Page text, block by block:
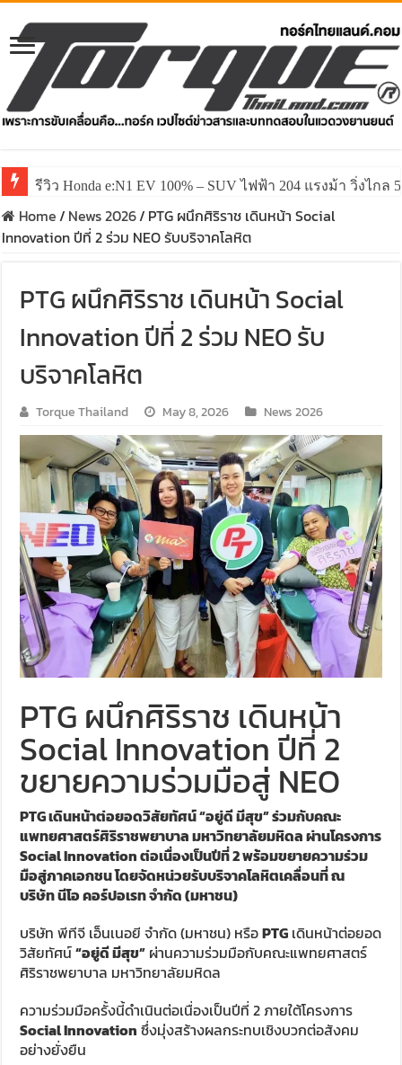
รีวิว Honda e:N1 EV 100% – SUV ไฟฟ้า 204 แรงม้า วิ่งไกล
Home/ News 2026/ PTG ผนึกศิริราช เดินหน้า Social
Innovation ปีที่ 2 ร่วม NEO รับบริจาคโลหิต
PTG ผนึกศิริราช เดินหน้า Social
Innovation ปีที่ 2 ร่วม NEO รับ
บริจาคโลหิต
Torque Thailand May 8, 2026 News 2026
PTG ผนึกศิริราช เดินหน้า
Social Innovation ปีที่ 2
ขยายความร่วมมือสู่ NEO
PTG เดินหน้าต่อยอดวิสัยทัศน์ “อยู่ดี มีสุข” ร่วมกับคณะ
แพทยศาสตร์ศิริราชพยาบาล มหาวิทยาลัยมหิดล ผ่านโครงการ
Social Innovation ต่อเนื่องเป็นปีที่ 2 พร้อมขยายความร่วม
มือสู่ภาคเอกชน โดยจัดหน่วยรับบริจาคโลหิตเคลื่อนที่ ณ
บริษัท นีโอ คอร์ปอเรท จำกัด (มหาชน)
บริษัท พีทีจี เอ็นเนอยี จำกัด (มหาชน) หรือPTG เดินหน้าต่อยอด
วิสัยทัศน์“อยู่ดี มีสุข” ผ่านความร่วมมือกับคณะแพทยศาสตร์
ศิริราชพยาบาล มหาวิทยาลัยมหิดล
ความร่วมมือครั้งนี้ดำเนินต่อเนื่องเป็นปีที่ 2 ภายใต้โครงการ
Social Innovation ซึ่งมุ่งสร้างผลกระทบเชิงบวกต่อสังคม
อย่างยั่งยืน